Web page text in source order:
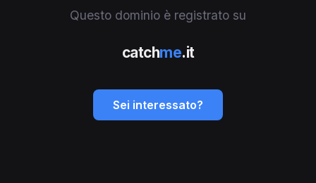
Questo dominio è registrato su
catchme.it
Sei interessato?